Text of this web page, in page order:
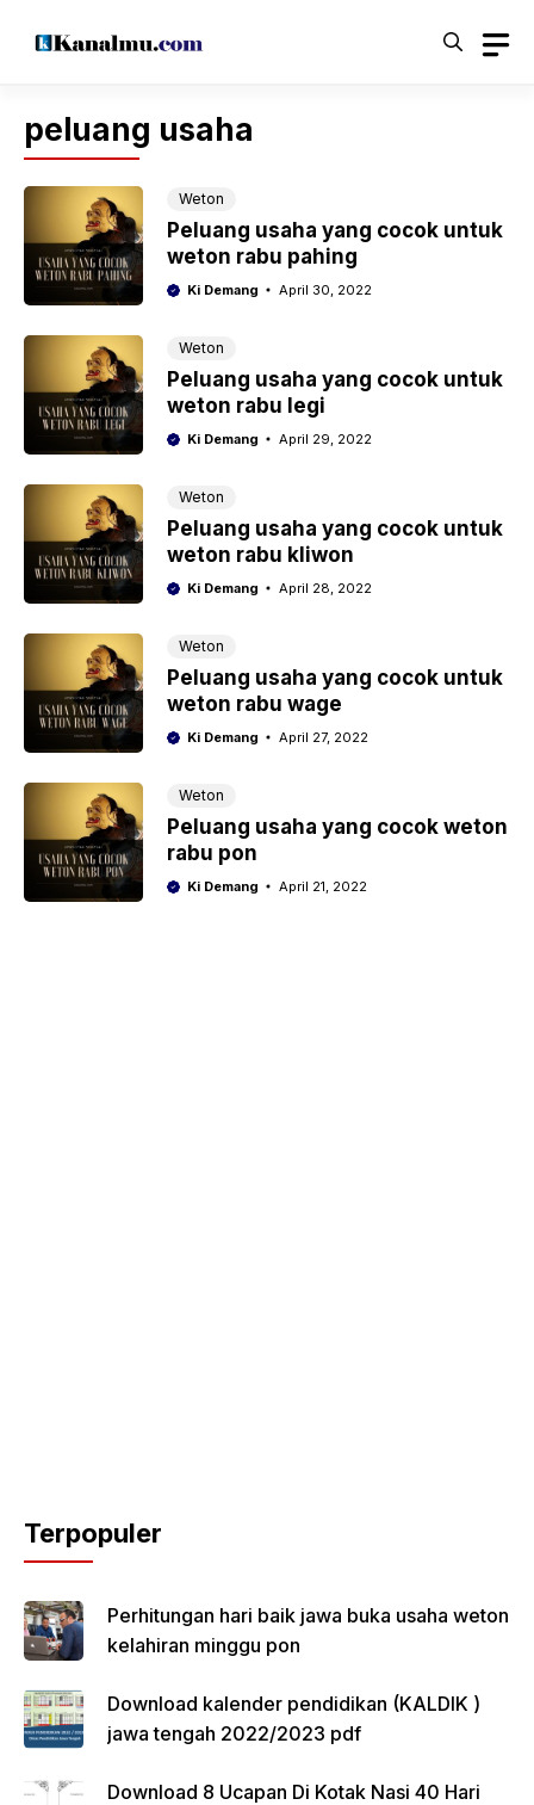
peluang usaha
Weton
Peluang usaha yang cocok untuk
weton rabu pahing
Ki Demang April 30, 2022
Weton
Peluang usaha yang cocok untuk
weton rabu legi
Ki Demang April 29, 2022
Weton
Peluang usaha yang cocok untuk
weton rabu kliwon
Ki Demang April 28, 2022
Weton
Peluang usaha yang cocok untuk
weton rabu wage
Ki Demang April 27, 2022
Weton
Peluang usaha yang cocok weton
rabu pon
Ki Demang April 21, 2022
Terpopuler
Perhitungan hari baik jawa buka usaha weton
kelahiran minggu pon
Download kalender pendidikan (KALDIK )
jawa tengah 2022/2023 pdf
Download 8 Ucapan Di Kotak Nasi 40 Hari